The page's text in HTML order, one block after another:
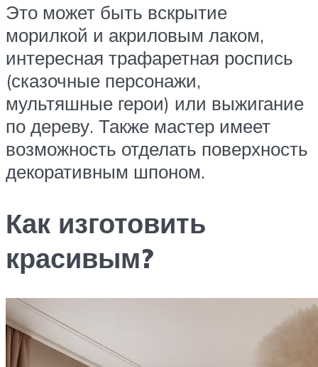
Это может быть вскрытие
морилкой и акриловым лаком,
интересная трафаретная роспись
(сказочные персонажи,
мультяшные герои) или выжигание
по дереву. Также мастер имеет
возможность отделать поверхность
декоративным шпоном.
Как изготовить
красивым?